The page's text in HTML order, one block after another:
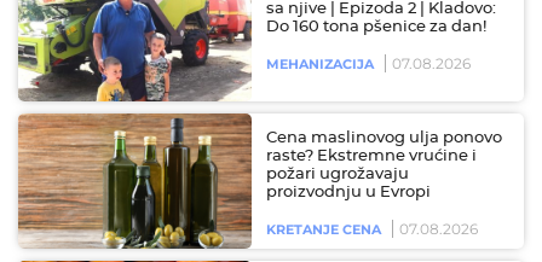
sa njive | Epizoda 2 | Kladovo:
Do 160 tona pšenice za dan!
MEHANIZACIJA 07.08.2026
Cena maslinovog ulja ponovo
raste? Ekstremne vrućine i
požari ugrožavaju
proizvodnju u Evropi
KRETANJE CENA 07.08.2026